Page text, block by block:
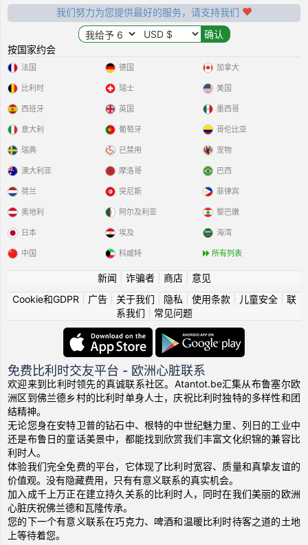
我们努力为您提供最好的服务，请支持我们
按国家约会
法国
比利时
西班牙
意大利
瑞典
德国
瑞士
英国
葡萄牙
已禁用
加拿大
美国
墨西哥
哥伦比亚
宠物
澳大利亚
荷兰
奥地利
日本
中国
摩洛哥
突尼斯
阿尔及利亚
埃及
科威特
巴西
菲律宾
黎巴嫩
海湾
所有列表
新闻 诈骗者| 商店| 意见
Cookie和GDPR
广告| 关于我们 隐私 使用条款| 儿童安全| 联
系我们
常见问题
免费比利时交友平台 - 欧洲心脏联系
欢迎来到比利时领先的真诚联系社区。Atantot.be汇集从布鲁塞尔欧
洲区到佛兰德乡村的比利时单身人士，庆祝比利时独特的多样性和团
结精神。
无论您身在安特卫普的钻石中、根特的中世纪魅力里、列日的工业中
还是布鲁日的童话美景中，都能找到欣赏我们丰富文化织锦的兼容比
利时人。
体验我们完全免费的平台，它体现了比利时宽容、质量和真挚友谊的
价值观。没有隐藏费用，只有有意义联系的真实机会。
加入成千上万正在建立持久关系的比利时人，同时在我们美丽的欧洲
心脏庆祝佛兰德和瓦隆传承。
您的下一个有意义联系在巧克力、啤酒和温暖比利时待客之道的土地
上等待着您。